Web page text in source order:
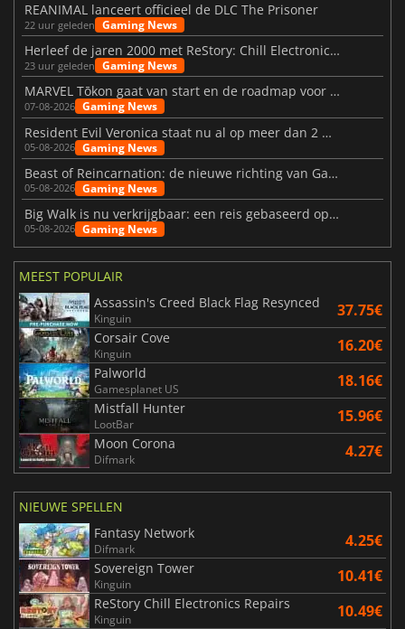
REANIMAL lanceert officieel de DLC The Prisoner
22 uur geleden Gaming News
Herleef de jaren 2000 met ReStory: Chill Electronics Repairs
23 uur geleden Gaming News
MARVEL Tōkon gaat van start en de roadmap voor jaar 1 is bekendgemaakt
07-08-2026 Gaming News
Resident Evil Veronica staat nu al op meer dan 2 miljoen verlanglijstjes
05-08-2026 Gaming News
Beast of Reincarnation: de nieuwe richting van Game Freak
05-08-2026 Gaming News
Big Walk is nu verkrijgbaar: een reis gebaseerd op vriendschap
05-08-2026 Gaming News
MEEST POPULAIR
Assassin's Creed Black Flag Resynced
Kinguin 37.75€
Corsair Cove
Kinguin 16.20€
Palworld
Gamesplanet US 18.16€
Mistfall Hunter
LootBar 15.96€
Moon Corona
Difmark 4.27€
NIEUWE SPELLEN
Fantasy Network
Difmark 4.25€
Sovereign Tower
Kinguin 10.41€
ReStory Chill Electronics Repairs
Kinguin 10.49€